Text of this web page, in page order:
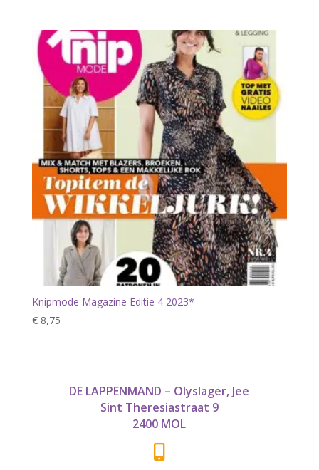
Knipmode Magazine Editie 4 2023*
€8,75
DE LAPPENMAND – Olyslager, Jee
Sint Theresiastraat 9
2400 MOL